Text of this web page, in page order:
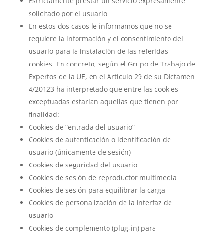
solicitado por el usuario.
En estos dos casos le informamos que no se
requiere la información y el consentimiento del
usuario para la instalación de las referidas
cookies. En concreto, según el Grupo de Trabajo de
Expertos de la UE, en el Artículo 29 de su Dictamen
4/20123 ha interpretado que entre las cookies
exceptuadas estarían aquellas que tienen por
finalidad:
Cookies de “entrada del usuario”
Cookies de autenticación o identificación de
usuario (únicamente de sesión)
Cookies de seguridad del usuario
Cookies de sesión de reproductor multimedia
Cookies de sesión para equilibrar la carga
Cookies de personalización de la interfaz de
usuario
Cookies de complemento (plug‐in) para